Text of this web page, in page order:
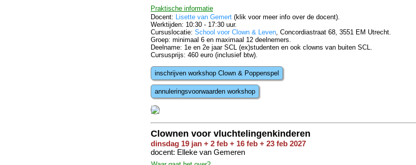
Praktische informatie
Docent: Lisette van Gemert(klik voor meer info over de docent).
Werktijden: 10:30 - 17:30 uur.
Cursuslocatie: School voor Clown & Leven, Concordiastraat 68, 3551 EM Utrecht.
Groep: minimaal 6 en maximaal 12 deelnemers.
Deelname: 1e en 2e jaar SCL (ex)studenten en ook clowns van buiten SCL.
Cursusprijs: 460 euro (inclusief btw).
inschrijven workshop Clown & Poppenspel
annuleringsvoorwaarden workshop
Clownen voor vluchtelingenkinderen
dinsdag 19 jan + 2 feb + 16 feb + 23 feb 2027
docent: Elleke van Gemeren